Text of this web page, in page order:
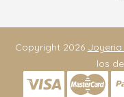
Copyright 2026 Joyeria
los